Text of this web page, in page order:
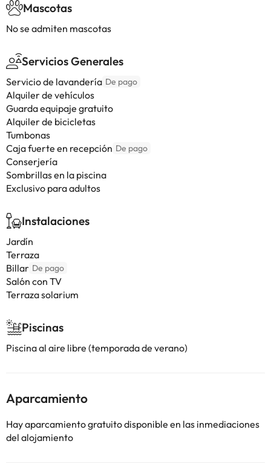
Mascotas
No se admiten mascotas
Servicios Generales
Servicio de lavandería De pago
Alquiler de vehículos
Guarda equipaje gratuito
Alquiler de bicicletas
Tumbonas
Caja fuerte en recepción De pago
Conserjería
Sombrillas en la piscina
Exclusivo para adultos
Instalaciones
Jardín
Terraza
Billar De pago
Salón con TV
Terraza solarium
Piscinas
Piscina al aire libre (temporada de verano)
Aparcamiento
Hay aparcamiento gratuito disponible en las inmediaciones
del alojamiento